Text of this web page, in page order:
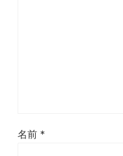
名前 *